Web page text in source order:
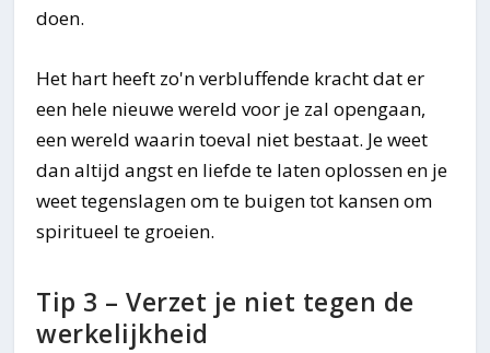
doen.
Het hart heeft zo'n verbluffende kracht dat er
een hele nieuwe wereld voor je zal opengaan,
een wereld waarin toeval niet bestaat. Je weet
dan altijd angst en liefde te laten oplossen en je
weet tegenslagen om te buigen tot kansen om
spiritueel te groeien.
Tip 3 – Verzet je niet tegen de
werkelijkheid